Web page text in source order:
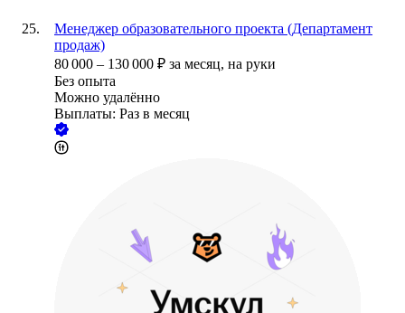
Менеджер образовательного проекта (Департамент
продаж)
80 000 – 130 000 ₽ за месяц, на руки
Без опыта
Можно удалённо
Выплаты: Раз в месяц